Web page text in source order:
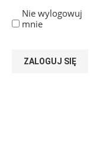
Nie wylogowuj
mnie
ZALOGUJ SIĘ